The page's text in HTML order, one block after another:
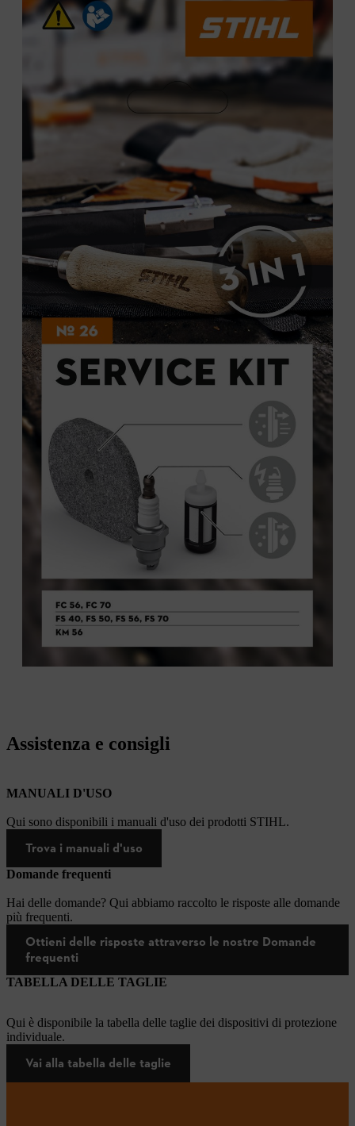
Assistenza e consigli
MANUALI D'USO
Qui sono disponibili i manuali d'uso dei prodotti STIHL.
Trova i manuali d'uso
Domande frequenti
Hai delle domande? Qui abbiamo raccolto le risposte alle domande
più frequenti.
Ottieni delle risposte attraverso le nostre Domande
frequenti
TABELLA DELLE TAGLIE
Qui è disponibile la tabella delle taglie dei dispositivi di protezione
individuale.
Vai alla tabella delle taglie